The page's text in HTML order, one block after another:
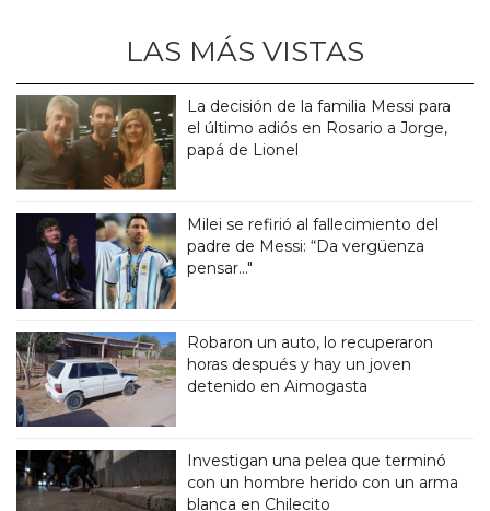
LAS MÁS VISTAS
La decisión de la familia Messi para
el último adiós en Rosario a Jorge,
papá de Lionel
Milei se refirió al fallecimiento del
padre de Messi: “Da vergüenza
pensar..."
Robaron un auto, lo recuperaron
horas después y hay un joven
detenido en Aimogasta
Investigan una pelea que terminó
con un hombre herido con un arma
blanca en Chilecito